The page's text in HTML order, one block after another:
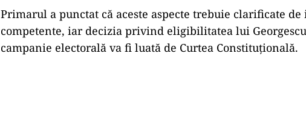
trebuie investigate.
Posibila influență externă